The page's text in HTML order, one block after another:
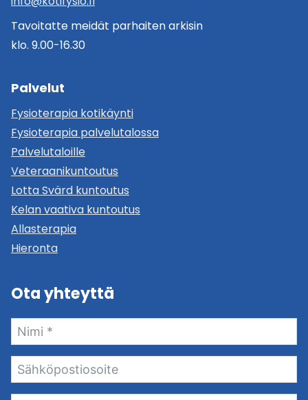
Tavoitatte meidät parhaiten arkisin
klo. 9.00-16.30
Palvelut
Fysioterapia kotikäynti
Fysioterapia palvelutalossa
Palvelutaloille
Veteraanikuntoutus
Lotta Svärd kuntoutus
Kelan vaativa kuntoutus
Allasterapia
Hieronta
Ota yhteyttä